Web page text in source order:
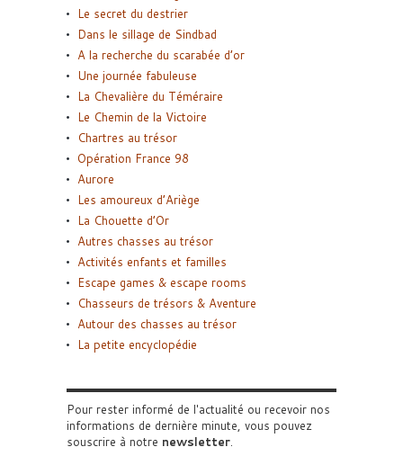
Le secret du destrier
Dans le sillage de Sindbad
A la recherche du scarabée d’or
Une journée fabuleuse
La Chevalière du Téméraire
Le Chemin de la Victoire
Chartres au trésor
Opération France 98
Aurore
Les amoureux d’Ariège
La Chouette d’Or
Autres chasses au trésor
Activités enfants et familles
Escape games & escape rooms
Chasseurs de trésors & Aventure
Autour des chasses au trésor
La petite encyclopédie
Pour rester informé de l'actualité ou recevoir nos
informations de dernière minute, vous pouvez
souscrire à notre newsletter.